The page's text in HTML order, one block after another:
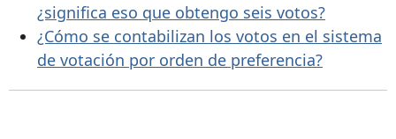
¿significa eso que obtengo seis votos?
¿Cómo se contabilizan los votos en el sistema
de votación por orden de preferencia?